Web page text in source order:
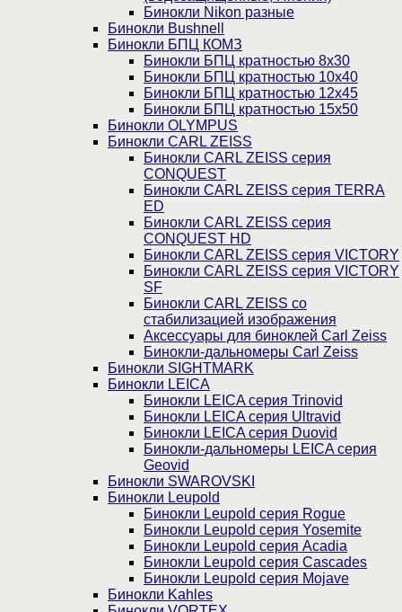
Бинокли Nikon разные
Бинокли Bushnell
Бинокли БПЦ КОМЗ
Бинокли БПЦ кратностью 8х30
Бинокли БПЦ кратностью 10х40
Бинокли БПЦ кратностью 12х45
Бинокли БПЦ кратностью 15х50
Бинокли OLYMPUS
Бинокли CARL ZEISS
Бинокли CARL ZEISS серия
CONQUEST
Бинокли CARL ZEISS серия TERRA
ED
Бинокли CARL ZEISS серия
CONQUEST HD
Бинокли CARL ZEISS серия VICTORY
Бинокли CARL ZEISS серия VICTORY
SF
Бинокли CARL ZEISS со
стабилизацией изображения
Аксессуары для биноклей Carl Zeiss
Бинокли-дальномеры Carl Zeiss
Бинокли SIGHTMARK
Бинокли LEICA
Бинокли LEICA серия Trinovid
Бинокли LEICA серия Ultravid
Бинокли LEICA серия Duovid
Бинокли-дальномеры LEICA серия
Geovid
Бинокли SWAROVSKI
Бинокли Leupold
Бинокли Leupold серия Rogue
Бинокли Leupold серия Yosemite
Бинокли Leupold серия Acadia
Бинокли Leupold серия Cascades
Бинокли Leupold серия Mojave
Бинокли Kahles